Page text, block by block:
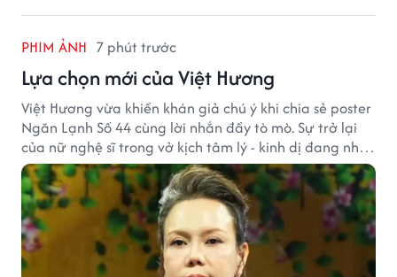
PHIM ẢNH 7 phút trước
Lựa chọn mới của Việt Hương
Việt Hương vừa khiến khán giả chú ý khi chia sẻ poster
Ngăn Lạnh Số 44 cùng lời nhắn đầy tò mò. Sự trở lại
của nữ nghệ sĩ trong vở kịch tâm lý - kinh dị đang nhận
được nhiều quan tâm từ công chúng.